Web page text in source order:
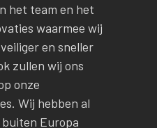
het team en het
waarmee wij
en sneller
zullen wij ons
onze
Wij hebben al
Europa